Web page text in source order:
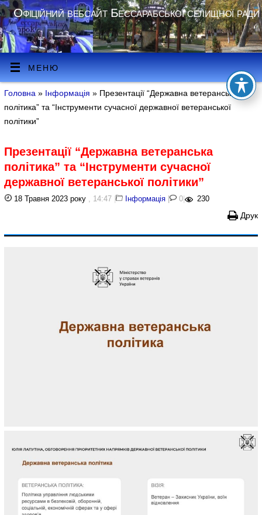
Офіційний вебсайт Бессарабської селищної ради
МЕНЮ
Головна » Інформація » Презентації “Державна ветеранська
політика” та “Інструменти сучасної державної ветеранської
політики”
Презентації “Державна ветеранська
політика” та “Інструменти сучасної
державної ветеранської політики”
18 Травня 2023 року , 14:47 | Інформація | 0 | 230
Друк